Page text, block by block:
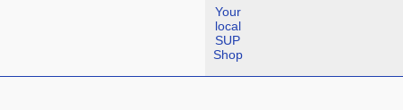
Your
local
SUP
Shop